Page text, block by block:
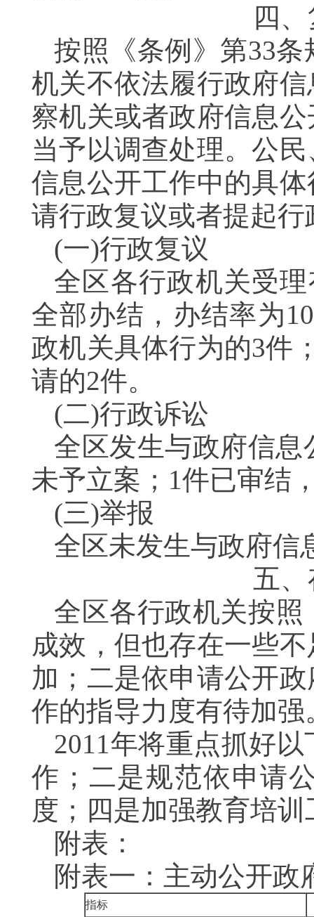
四
按照《条例》第33
机关不依法履行政府
察机关或者政府信息
当予以调查处理。公
信息公开工作中的具
请行政复议或者提起行
(一)行政复议
全区各行政机关受
全部办结，办结率为
政机关具体行为的3件
请的2件。
(二)行政诉讼
全区发生与政府信
未予立案；1件已审结
(三)举报
全区未发生与政府信
五
全区各行政机关按
成效，但也存在一些
加；二是依申请公开
作的指导力度有待加强
2011年将重点抓好
作；二是规范依申请
度；四是加强教育培
附表：
附表一：主动公开政
指标